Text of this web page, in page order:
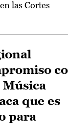
las Cortes
Música
que es
para